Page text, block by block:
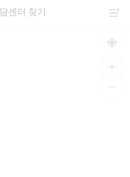
센터 찾기